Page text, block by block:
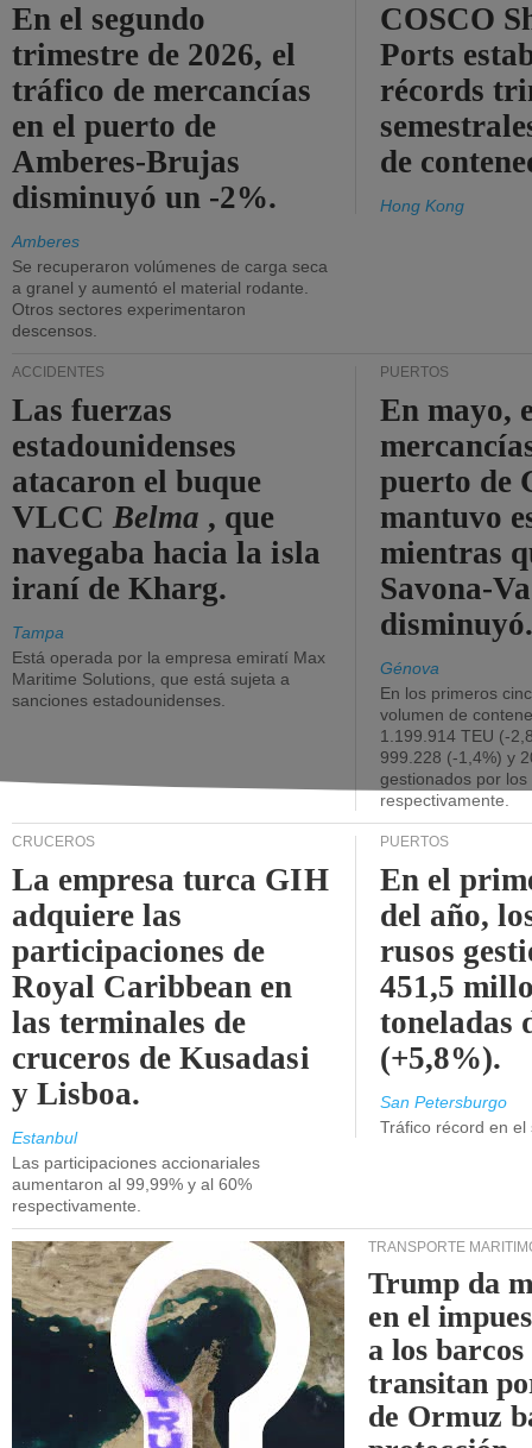
En el segundo
trimestre de 2026, el
tráfico de mercancías
en el puerto de
Amberes-Brujas
disminuyó un -2%.
Amberes
Se recuperaron volúmenes de carga seca
a granel y aumentó el material rodante.
Otros sectores experimentaron
descensos.
COSCO
Ports
récords
de
Hong Kong
ACCIDENTES
Las fuerzas
estadounidenses
atacaron el buque
VLCCBelma , que
navegaba hacia la isla
iraní de Kharg.
Tampa
Está operada por la empresa emiratí Max
Maritime Solutions, que está sujeta a
sanciones estadounidenses.
PUERTOS
En mayo,
puerto de
mantuvo
mientras
Savona-
Génova
En los primeros
volumen de
1.199.914 TEU (-
999.228 (-1,4%) y
gestionados por
respectivamente.
CRUCEROS
La empresa turca GIH
adquiere las
participaciones de
Royal Caribbean en
las terminales de
cruceros de Kusadasi
y Lisboa.
Estanbul
Las participaciones accionariales
aumentaron al 99,99% y al 60%
respectivamente.
PUERTOS
En el
del año,
rusos
451,5
toneladas
(+5,8%).
San Petersburgo
Tráfico récord en
TRANSPORTE
Trump da
en el
a los barcos
transitan
de Ormuz